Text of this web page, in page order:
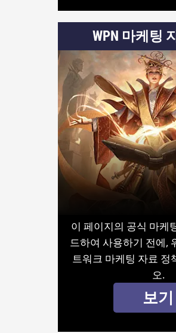
WPN 마케팅
이 페이지의 공식 마케
드하여 사용하기 전에,
트워크 마케팅 자료 정
오.
보기